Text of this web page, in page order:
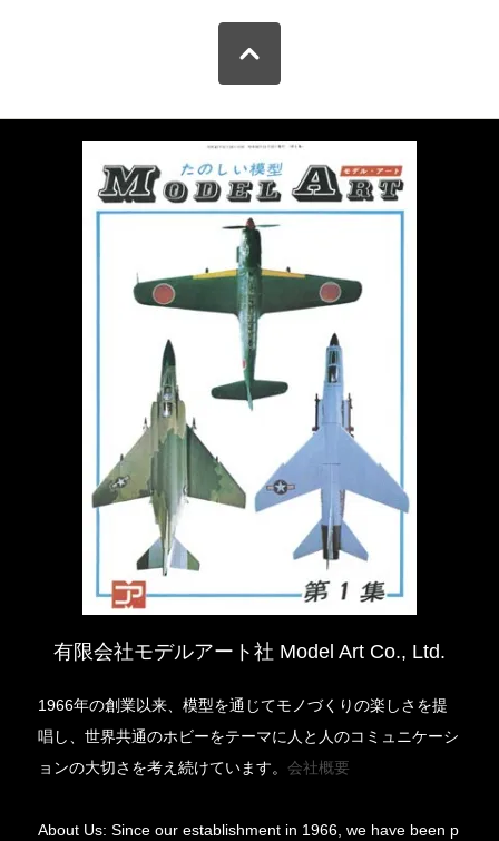
有限会社モデルアート社 Model Art Co., Ltd.
1966年の創業以来、模型を通じてモノづくりの楽しさを提
唱し、世界共通のホビーをテーマに人と人のコミュニケーシ
ョンの大切さを考え続けています。会社概要
About Us: Since our establishment in 1966, we have been p